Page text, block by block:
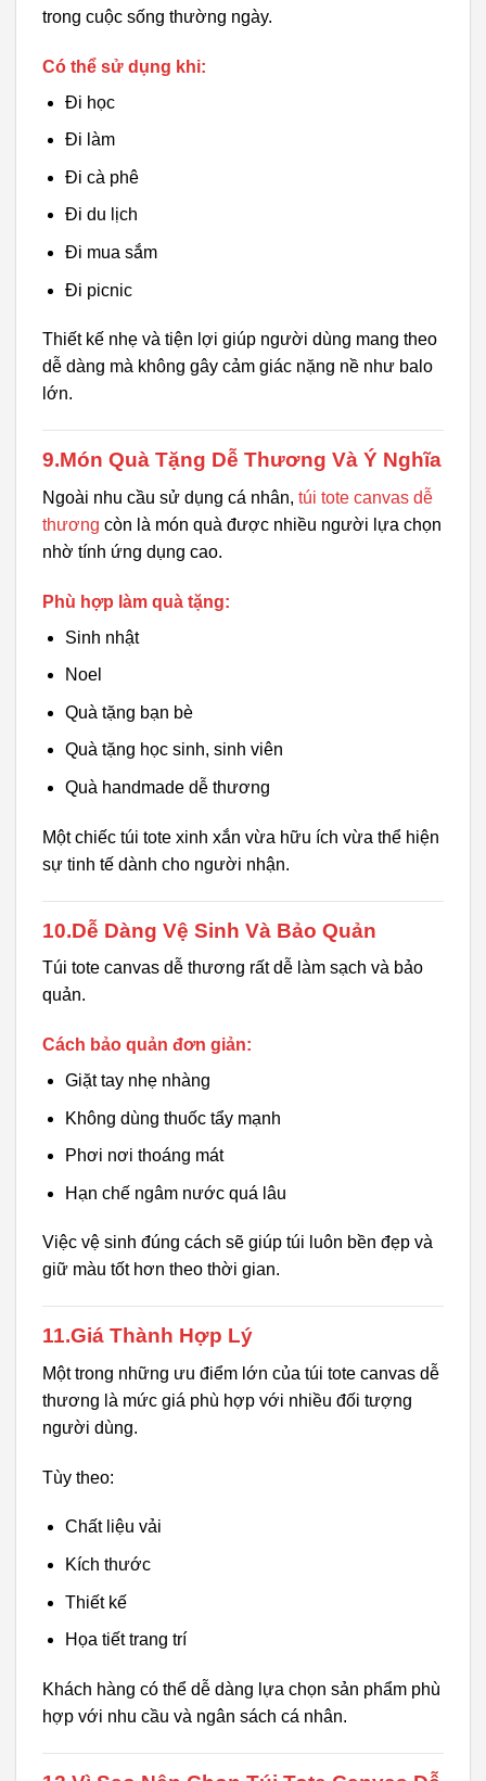
trong cuộc sống thường ngày.
Có thể sử dụng khi:
Đi học
Đi làm
Đi cà phê
Đi du lịch
Đi mua sắm
Đi picnic
Thiết kế nhẹ và tiện lợi giúp người dùng mang theo
dễ dàng mà không gây cảm giác nặng nề như balo
lớn.
9.Món Quà Tặng Dễ Thương Và Ý Nghĩa
Ngoài nhu cầu sử dụng cá nhân, túi tote canvas dễ
thương còn là món quà được nhiều người lựa chọn
nhờ tính ứng dụng cao.
Phù hợp làm quà tặng:
Sinh nhật
Noel
Quà tặng bạn bè
Quà tặng học sinh, sinh viên
Quà handmade dễ thương
Một chiếc túi tote xinh xắn vừa hữu ích vừa thể hiện
sự tinh tế dành cho người nhận.
10.Dễ Dàng Vệ Sinh Và Bảo Quản
Túi tote canvas dễ thương rất dễ làm sạch và bảo
quản.
Cách bảo quản đơn giản:
Giặt tay nhẹ nhàng
Không dùng thuốc tẩy mạnh
Phơi nơi thoáng mát
Hạn chế ngâm nước quá lâu
Việc vệ sinh đúng cách sẽ giúp túi luôn bền đẹp và
giữ màu tốt hơn theo thời gian.
11.Giá Thành Hợp Lý
Một trong những ưu điểm lớn của túi tote canvas dễ
thương là mức giá phù hợp với nhiều đối tượng
người dùng.
Tùy theo:
Chất liệu vải
Kích thước
Thiết kế
Họa tiết trang trí
Khách hàng có thể dễ dàng lựa chọn sản phẩm phù
hợp với nhu cầu và ngân sách cá nhân.